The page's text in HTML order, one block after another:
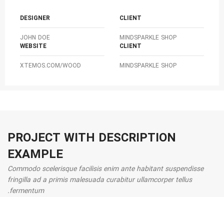
CLIENT
MINDSPARKLE SHOP
DESIGNER
JOHN DOE
CLIENT
MINDSPARKLE SHOP
WEBSITE
XTEMOS.COM/WOOD
PROJECT WITH DESCRIPTION
EXAMPLE
Commodo scelerisque facilisis enim ante habitant suspendisse
fringilla ad a primis malesuada curabitur ullamcorper tellus
fermentum.